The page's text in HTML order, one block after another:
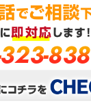
838